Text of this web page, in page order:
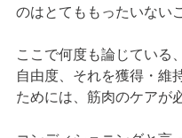
のはとてももったいない
ここで何度も論じている
自由度、それを獲得・維
ためには、筋肉のケアが